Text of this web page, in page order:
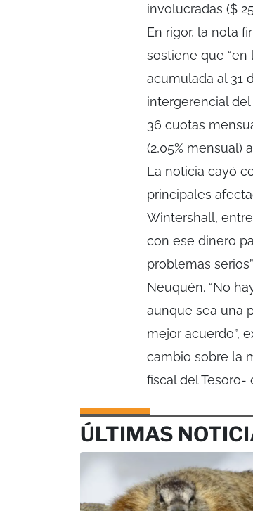
involucradas ($
En rigor, la nota
sostiene que
acumulada al 31
intergerencial
36 cuotas
(2,05% mensual)
La noticia cayó
principales
Wintershall,
con ese dinero
problemas
Neuquén. “No
aunque sea una
mejor acuerdo”,
cambio sobre la
fiscal del
ÚLTIMAS